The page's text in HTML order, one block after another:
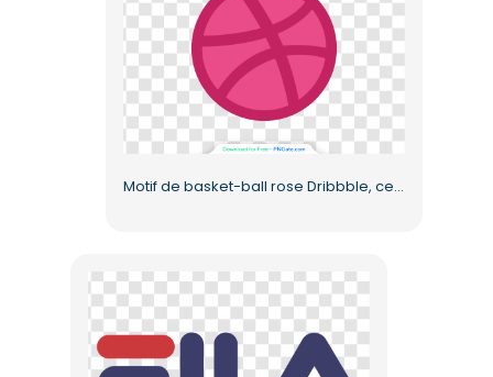
Motif de basket-ball rose Dribbble, cercle plat, PNG gratuit